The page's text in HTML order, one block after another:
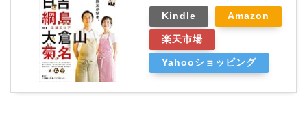
Kindle Amazon
楽天市場
Yahooショッピング